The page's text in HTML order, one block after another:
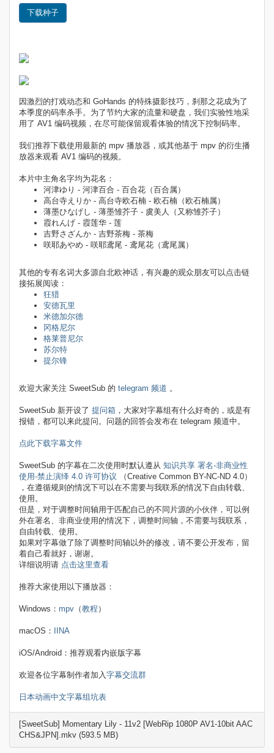
下载种子
因激烈的打戏动态和 GoHands 的特殊摄影技巧，刹那之花成为了
本季度的码率杀手。为了节约大家的流量和硬盘，我们实验性地采
用了 AV1 编码视频，在尽可能保留观看体验的情况下控制码率。
我们推荐下载使用最新的 mpv 播放器，或其他基于 mpv 的衍生播
放器来观看 AV1 编码的视频。
本片中主角名字均为花名：
河津ゆり - 河津百合 - 百合花（百合属）
高台寺えりか - 高台寺欧石楠 - 欧石楠（欧石楠属）
薄墨ひなげし - 薄墨雏芥子 - 虞美人（又称雏芥子）
霞れんげ - 霞莲华 - 莲
吉野さざんか - 吉野茶梅 - 茶梅
咲耶あやめ - 咲耶鸢尾 - 鸢尾花（鸢尾属）
其他的专有名词大多源自北欧神话，有兴趣的观众朋友可以点击链
接拓展阅读：
狂猎
安德瓦里
米德加尔德
冈格尼尔
格莱普尼尔
苏尔特
提尔锋
欢迎大家关注 SweetSub 的 telegram 频道 。
SweetSub 新开设了 提问箱 ，大家对字幕组有什么好奇的，或是有
报错，都可以来此提问。问题的回答会发布在 telegram 频道中。
点此下载字幕文件
SweetSub 的字幕在二次使用时默认遵从 知识共享 署名-非商业性
使用-禁止演绎 4.0 许可协议 （Creative Common BY-NC-ND 4.0）
，在遵循规则的情况下可以在不需要与我联系的情况下自由转载、
使用。
但是，对于调整时间轴用于匹配自己的不同片源的小伙伴，可以例
外在署名、非商业使用的情况下，调整时间轴，不需要与我联系，
自由转载、使用。
如果对字幕做了除了调整时间轴以外的修改，请不要公开发布，留
着自己看就好，谢谢。
详细说明请 点击这里查看
推荐大家使用以下播放器：
Windows： mpv （教程 ）
macOS： IINA
iOS/Android：推荐观看内嵌版字幕
欢迎各位字幕制作者加入字幕交流群
日本动画中文字幕组坑表
[SweetSub] Momentary Lily - 11v2 [WebRip 1080P AV1-10bit AAC
CHS&JPN].mkv (593.5 MB)